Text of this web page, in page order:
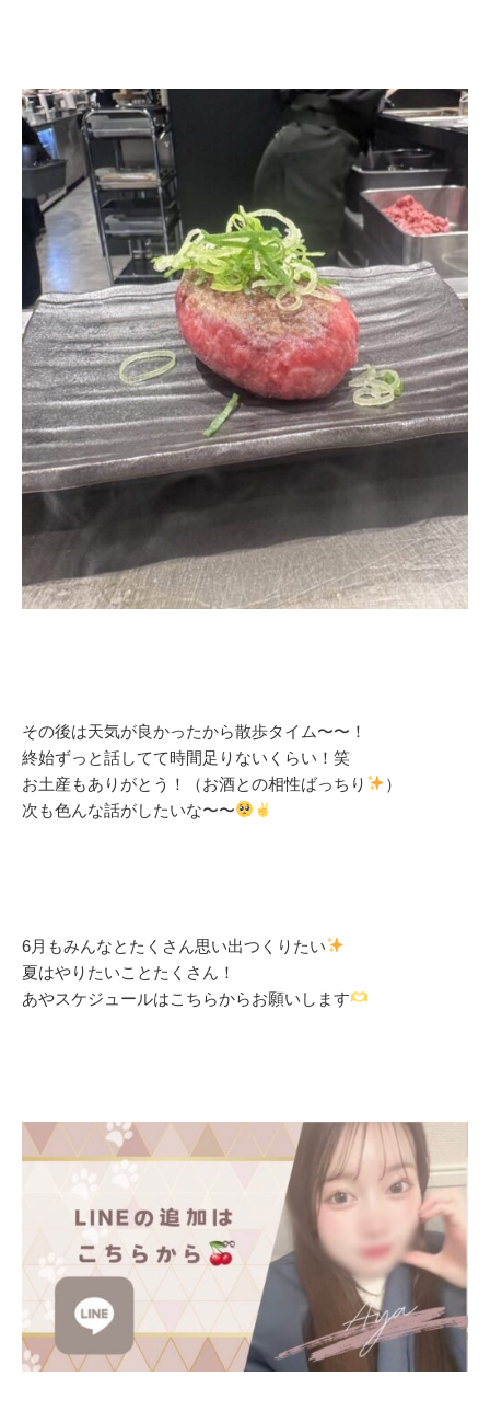
その後は天気が良かったから散歩タイム〜〜！
終始ずっと話してて時間足りないくらい！笑
お土産もありがとう！（お酒との相性ばっちり
）
次も色んな話がしたいな〜〜
6月もみんなとたくさん思い出つくりたい
夏はやりたいことたくさん！
あやスケジュールはこちらからお願いします